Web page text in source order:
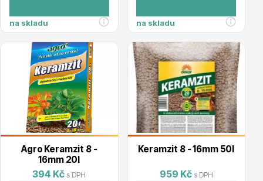
Bambusy
Dekorace
na skladu na skladu
Agro Keramzit 8 -
16mm 20l
394 Kč s DPH
Keramzit 8 - 16mm 50l
959 Kč s DPH